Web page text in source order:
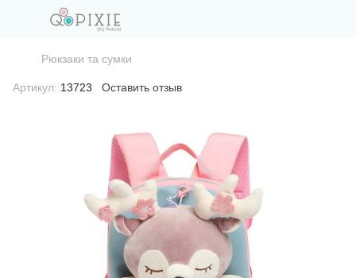
Рюкзаки та сумки
Артикул: 13723 Оставить отзыв